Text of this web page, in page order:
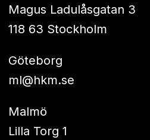
Magus Ladulåsgatan 3
118 63 Stockholm
Göteborg
ml@hkm.se
Malmö
Lilla Torg 1